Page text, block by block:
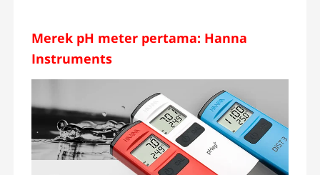
Merek pH meter pertama: Hanna
Instruments